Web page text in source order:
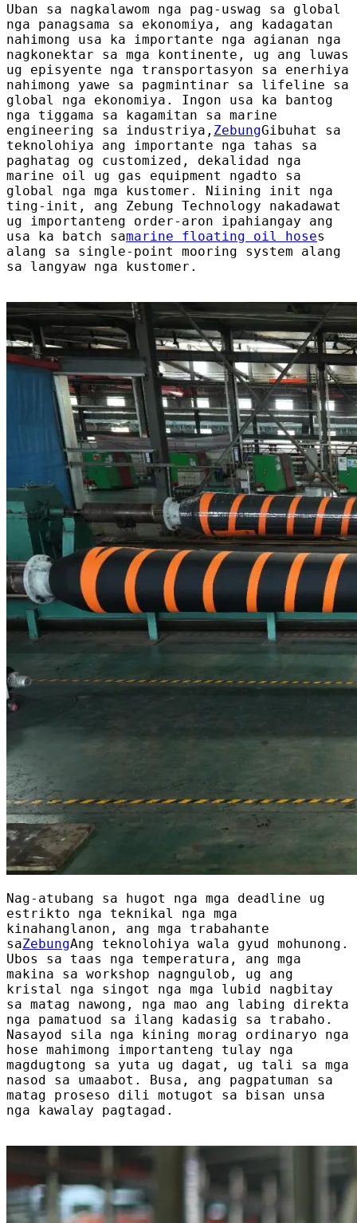
Uban sa nagkalawom nga pag-uswag sa global
nga panagsama sa ekonomiya, ang kadagatan
nahimong usa ka importante nga agianan nga
nagkonektar sa mga kontinente, ug ang luwas
ug episyente nga transportasyon sa enerhiya
nahimong yawe sa pagmintinar sa lifeline sa
global nga ekonomiya. Ingon usa ka bantog
nga tiggama sa kagamitan sa marine
engineering sa industriya, ZebungGibuhat sa
teknolohiya ang importante nga tahas sa
paghatag og customized, dekalidad nga
marine oil ug gas equipment ngadto sa
global nga mga kustomer. Niining init nga
ting-init, ang Zebung Technology nakadawat
ug importanteng order-aron ipahiangay ang
usa ka batch samarine floating oil hoses
alang sa single-point mooring system alang
sa langyaw nga kustomer.
Nag-atubang sa hugot nga mga deadline ug
estrikto nga teknikal nga mga
kinahanglanon, ang mga trabahante
saZebungAng teknolohiya wala gyud mohunong.
Ubos sa taas nga temperatura, ang mga
makina sa workshop nagngulob, ug ang
kristal nga singot nga mga lubid nagbitay
sa matag nawong, nga mao ang labing direkta
nga pamatuod sa ilang kadasig sa trabaho.
Nasayod sila nga kining morag ordinaryo nga
hose mahimong importanteng tulay nga
magdugtong sa yuta ug dagat, ug tali sa mga
nasod sa umaabot. Busa, ang pagpatuman sa
matag proseso dili motugot sa bisan unsa
nga kawalay pagtagad.